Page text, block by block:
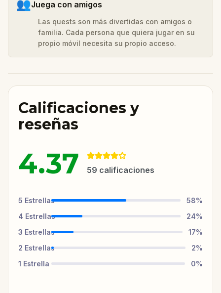
👥Juega con amigos
Las quests son más divertidas con amigos o
familia. Cada persona que quiera jugar en su
propio móvil necesita su propio acceso.
Calificaciones y
reseñas
4.37 59 calificaciones
5 Estrellas 58%
4 Estrellas 24%
3 Estrellas 17%
2 Estrellas 2%
1 Estrella 0%